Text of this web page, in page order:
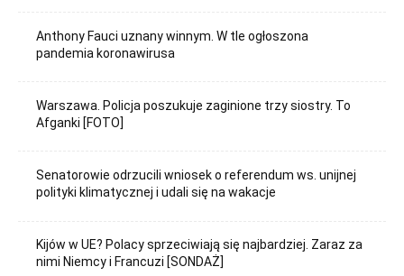
Anthony Fauci uznany winnym. W tle ogłoszona
pandemia koronawirusa
Warszawa. Policja poszukuje zaginione trzy siostry. To
Afganki [FOTO]
Senatorowie odrzucili wniosek o referendum ws. unijnej
polityki klimatycznej i udali się na wakacje
Kijów w UE? Polacy sprzeciwiają się najbardziej. Zaraz za
nimi Niemcy i Francuzi [SONDAŻ]